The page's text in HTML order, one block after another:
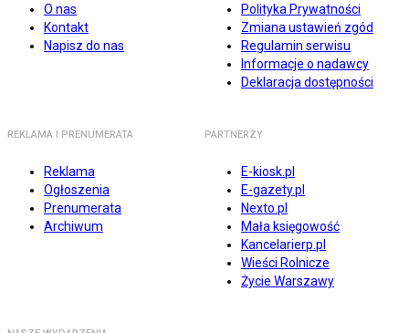
O nas
Kontakt
Napisz do nas
Polityka Prywatności
Zmiana ustawień zgód
Regulamin serwisu
Informacje o nadawcy
Deklaracja dostępności
REKLAMA I PRENUMERATA
Reklama
Ogłoszenia
Prenumerata
Archiwum
PARTNERZY
E-kiosk.pl
E-gazety.pl
Nexto.pl
Mała księgowość
Kancelarierp.pl
Wieści Rolnicze
Życie Warszawy